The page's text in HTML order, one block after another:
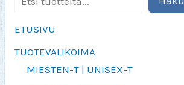
ETUSIVU
TUOTEVALIKOIMA
MIESTEN-T | UNISEX-T